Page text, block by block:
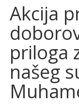
Službeni
Javne nabavke
Značajni
Program
sektoru
Akcija
priloga
našeg